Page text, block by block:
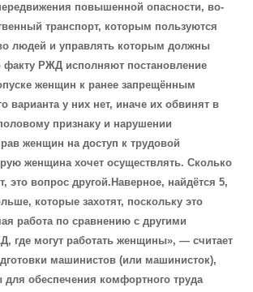
повышенной опасности, во-
транспорт, которым пользуются
людей и управлять которым должны
РЖД исполняют постановление
женщин к ранее запрещённым
варианта у них нет, иначе их обвинят в
признаку и нарушении
женщин на доступ к трудовой
женщина хочет осуществлять. Сколько
это вопрос другой.Наверное, найдётся 5,
которые захотят, поскольку это
работа по сравнению с другими
где могут работать женщины», — считает
машинистов (или машинисток),
обеспечения комфортного труда